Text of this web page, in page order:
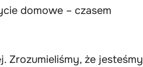
domowe – czasem
Zrozumieliśmy, że jesteśmy